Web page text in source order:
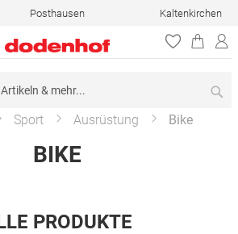
Posthausen Kaltenkirchen
Sport Ausrüstung Bike
BIKE
PRODUKTE